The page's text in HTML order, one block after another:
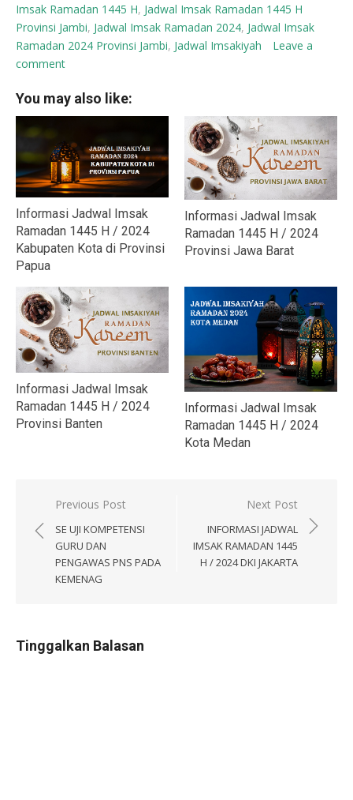
Imsak Ramadan 1445 H, Jadwal Imsak Ramadan 1445 H
Provinsi Jambi, Jadwal Imsak Ramadan 2024, Jadwal Imsak
Ramadan 2024 Provinsi Jambi, Jadwal Imsakiyah
Leave a
comment
You may also like:
Informasi Jadwal Imsak
Ramadan 1445 H / 2024
Kabupaten Kota di Provinsi
Papua
Informasi Jadwal Imsak
Ramadan 1445 H / 2024
Provinsi Jawa Barat
Informasi Jadwal Imsak
Ramadan 1445 H / 2024
Provinsi Banten
Informasi Jadwal Imsak
Ramadan 1445 H / 2024
Kota Medan
Navigasi
pos
Previous Post
SE UJI KOMPETENSI
GURU DAN
PENGAWAS PNS PADA
KEMENAG
Next Post
INFORMASI JADWAL
IMSAK RAMADAN 1445
H / 2024 DKI JAKARTA
Tinggalkan Balasan